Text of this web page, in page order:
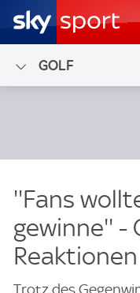
GOLF
''Fans
gewinne'' -
Reaktionen
Trotz des